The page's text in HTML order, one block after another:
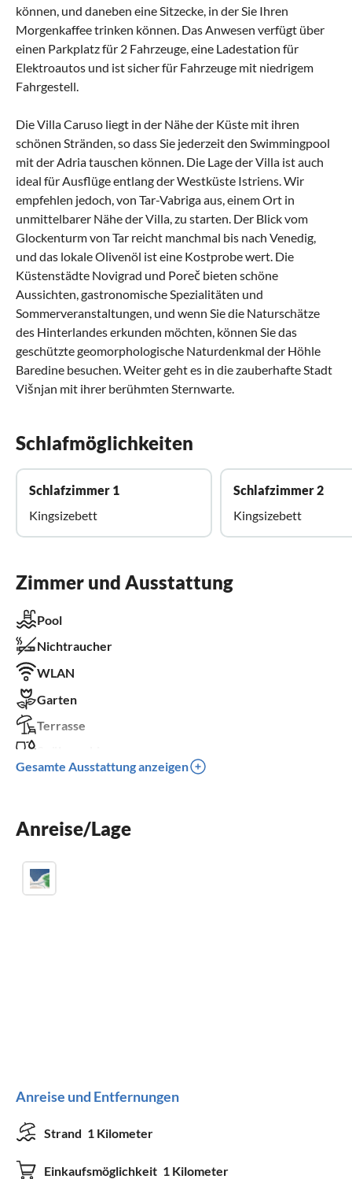
können, und daneben eine Sitzecke, in der Sie Ihren
Morgenkaffee trinken können. Das Anwesen verfügt über
einen Parkplatz für 2 Fahrzeuge, eine Ladestation für
Elektroautos und ist sicher für Fahrzeuge mit niedrigem
Fahrgestell.
Die Villa Caruso liegt in der Nähe der Küste mit ihren
schönen Stränden, so dass Sie jederzeit den Swimmingpool
mit der Adria tauschen können. Die Lage der Villa ist auch
ideal für Ausflüge entlang der Westküste Istriens. Wir
empfehlen jedoch, von Tar-Vabriga aus, einem Ort in
unmittelbarer Nähe der Villa, zu starten. Der Blick vom
Glockenturm von Tar reicht manchmal bis nach Venedig,
und das lokale Olivenöl ist eine Kostprobe wert. Die
Küstenstädte Novigrad und Poreč bieten schöne
Aussichten, gastronomische Spezialitäten und
Sommerveranstaltungen, und wenn Sie die Naturschätze
des Hinterlandes erkunden möchten, können Sie das
geschützte geomorphologische Naturdenkmal der Höhle
Baredine besuchen. Weiter geht es in die zauberhafte Stadt
Višnjan mit ihrer berühmten Sternwarte.
Schlafmöglichkeiten
Schlafzimmer 1
Kingsizebett
Schlafzimmer 2
Kingsizebett
Zimmer und Ausstattung
Pool
Nichtraucher
WLAN
Garten
Terrasse
Kinderbett
Gesamte Ausstattung anzeigen
Anreise/Lage
Anreise und Entfernungen
Strand 1 Kilometer
Einkaufsmöglichkeit 1 Kilometer